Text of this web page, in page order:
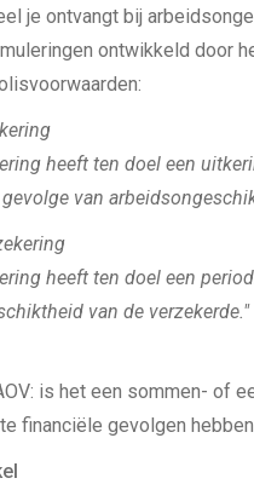
je ontvangt bij
ontwikkeld door
heeft ten doel een
van
heeft ten doel een
van de verzekerde."
is het een sommen- of
financiële gevolgen